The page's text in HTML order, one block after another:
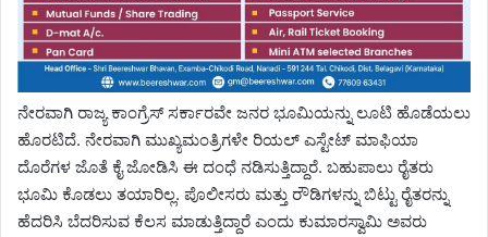
ನೇರವಾಗಿ ರಾಜ್ಯ ಕಾಂಗ್ರೆಸ್ ಸರ್ಕಾರವೇ ಜನರ ಭೂಮಿಯನ್ನು ಲೂಟಿ ಹೊಡೆಯಲು
ಹೊರಟಿದೆ. ನೇರವಾಗಿ ಮುಖ್ಯಮಂತ್ರಿಗಳೇ ರಿಯಲ್ ಎಸ್ಟೇಟ್ ಮಾಫಿಯಾ
ದೊರೆಗಳ ಜೊತೆ ಕೈ ಜೋಡಿಸಿ ಈ ದಂಧೆ ನಡಿಸುತ್ತಿದ್ದಾರೆ. ಬಹುಪಾಲು ರೈತರು
ಭೂಮಿ ಕೊಡಲು ತಯಾರಿಲ್ಲ. ಪೊಲೀಸರು ಮತ್ತು ರೌಡಿಗಳನ್ನು ಬಿಟ್ಟು ರೈತರನ್ನು
ಹೆದರಿಸಿ ಬೆದರಿಸುವ ಕೆಲಸ ಮಾಡುತ್ತಿದ್ದಾರೆ ಎಂದು ಕುಮಾರಸ್ವಾಮಿ ಅವರು